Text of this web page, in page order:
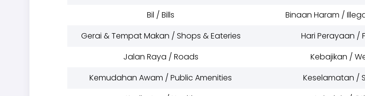
Bil / Bills
Binaan Haram /
Gerai & Tempat Makan / Shops & Eateries
Hari Perayaan /
Jalan Raya / Roads
Kebajikan /
Kemudahan Awam / Public Amenities
Keselamatan /